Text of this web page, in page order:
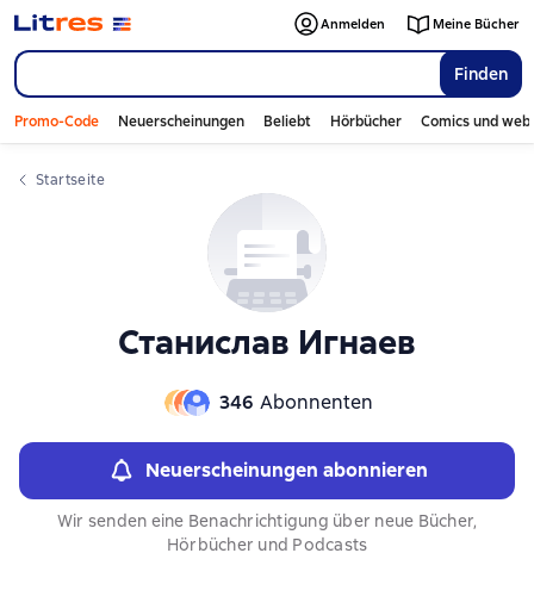
Finden
Anmelden Meine Bücher
Promo-Code Neuerscheinungen Beliebt Hörbücher Comics und
Startseite
Станислав Игнаев
346 Abonnenten
Neuerscheinungen abonnieren
Wir senden eine Benachrichtigung über neue Bücher,
Hörbücher und Podcasts
Слайдер с книгами